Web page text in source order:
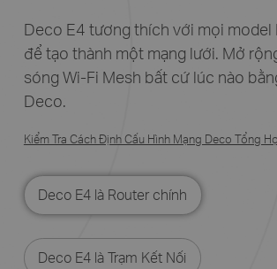
Deco E4 tương thích với mọi model
để tạo thành một mạng lưới. Mở
sóng Wi-Fi Mesh bất cứ lúc nào
Deco.
Kiểm Tra Cách Định Cấu Hình Mạng Deco Tổng
Deco E4 là Router chính
Deco E4 là Trạm Kết Nối